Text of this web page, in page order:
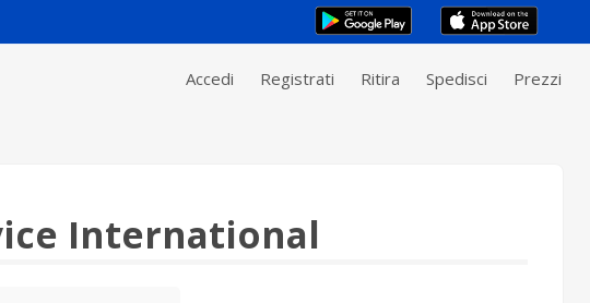
Accedi Registrati Ritira Spedisci Prezzi
International